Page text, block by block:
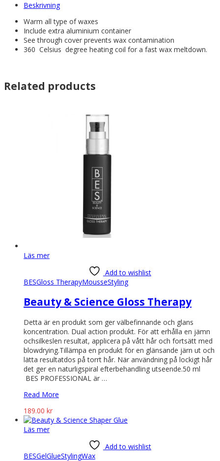
Beskrivning
Warm all type of waxes
Include extra aluminium container
See through cover prevents wax contamination
360 Celsius degree heating coil for a fast wax meltdown.
Related products
Läs mer
Add to wishlist
BESGloss TherapyMousseStyling
Beauty & Science Gloss Therapy
Detta är en produkt som ger välbefinnande och glans
koncentration. Dual action produkt. För att erhålla en jämn
ochsilkeslen resultat, applicera på vått hår och fortsätt med
blowdrying.Tillämpa en produkt för en glänsande järn ut och
lätta resultatdos på torrt hår. När användning på lockigt hår
det ger en naturligspiral efterbehandling utseende.50 ml
BES PROFESSIONAL är …
Read More
189.00 kr
Läs mer
Add to wishlist
BESGelGlueStylingWax